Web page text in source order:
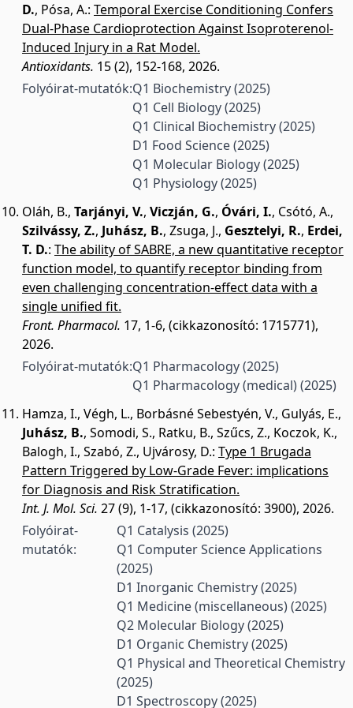
D., Pósa, A.: Temporal Exercise Conditioning Confers
Dual-Phase Cardioprotection Against Isoproterenol-
Induced Injury in a Rat Model.
Antioxidants. 15 (2), 152-168, 2026.
Folyóirat-mutatók:Q1 Biochemistry(2025)
Q1 Cell Biology(2025)
Q1 Clinical Biochemistry(2025)
D1 Food Science(2025)
Q1 Molecular Biology(2025)
Q1 Physiology(2025)
Oláh, B., Tarjányi, V., Viczján, G., Óvári, I., Csótó, A.,
Szilvássy, Z., Juhász, B., Zsuga, J., Gesztelyi, R., Erdei,
T. D.: The ability of SABRE, a new quantitative receptor
function model, to quantify receptor binding from
even challenging concentration-effect data with a
single unified fit.
Front. Pharmacol. 17, 1-6, (cikkazonosító: 1715771),
2026.
Folyóirat-mutatók:Q1 Pharmacology(2025)
Q1 Pharmacology (medical)(2025)
Hamza, I., Végh, L., Borbásné Sebestyén, V., Gulyás, E.,
Juhász, B., Somodi, S., Ratku, B., Szűcs, Z., Koczok, K.,
Balogh, I., Szabó, Z., Ujvárosy, D.: Type 1 Brugada
Pattern Triggered by Low-Grade Fever: implications
for Diagnosis and Risk Stratification.
Int. J. Mol. Sci. 27 (9), 1-17, (cikkazonosító: 3900), 2026.
Folyóirat-
mutatók:
Q1 Catalysis(2025)
Q1 Computer Science Applications
(2025)
D1 Inorganic Chemistry(2025)
Q1 Medicine (miscellaneous)(2025)
Q2 Molecular Biology(2025)
D1 Organic Chemistry(2025)
Q1 Physical and Theoretical Chemistry
(2025)
D1 Spectroscopy(2025)